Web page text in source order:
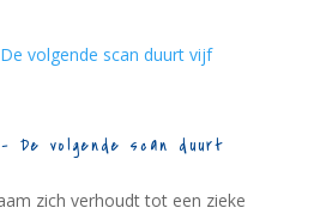
De volgende scan duurt
zich verhoudt tot een zieke